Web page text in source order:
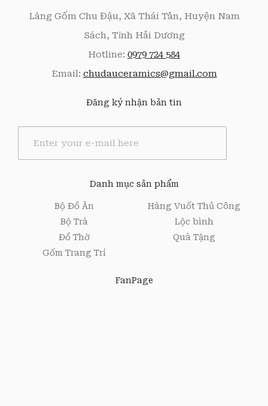
Làng Gốm Chu Đậu, Xã Thái Tân, Huyện Nam
Sách, Tỉnh Hải Dương
Hotline: 0979 724 584
Email: chudauceramics@gmail.com
Đăng ký nhận bản tin
Danh mục sản phẩm
Bộ Đồ Ăn
Bộ Trà
Đồ Thờ
Gốm Trang Trí
Hàng Vuốt Thủ Công
Lộc bình
Quà Tặng
FanPage